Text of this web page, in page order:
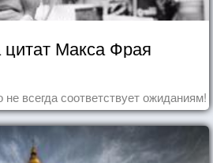
Макса Фрая
всегда соответствует ожиданиям!